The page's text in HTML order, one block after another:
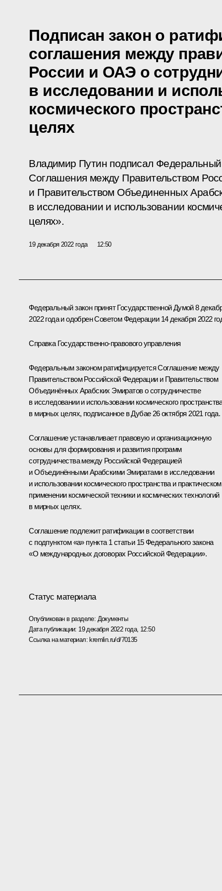
Подписан закон о
соглашения между
России и ОАЭ о
в исследовании и
космического
целях
Владимир Путин подписал
Соглашения между Правительством
и Правительством Объединенных
в исследовании и использовании
целях».
19 декабря 2022 года 12:50
Федеральный закон принят Государственной Думой 8
2022 года и одобрен Советом Федерации 14 декабря 2022
Справка Государственно-правового управления
Федеральным законом ратифицируется Соглашение между
Правительством Российской Федерации и Правительством
Объединённых Арабских Эмиратов о сотрудничестве
в исследовании и использовании космического
в мирных целях, подписанное в Дубае 26 октября 2021 года.
Соглашение устанавливает правовую и организационную
основы для формирования и развития программ
сотрудничества между Российской Федерацией
и Объединёнными Арабскими Эмиратами в исследовании
и использовании космического пространства и практическом
применении космической техники и космических технологий
в мирных целях.
Соглашение подлежит ратификации в соответствии
с подпунктом «а» пункта 1 статьи 15 Федерального закона
«О международных договорах Российской Федерации».
Статус материала
Опубликован в разделе: Документы
Дата публикации: 19 декабря 2022 года, 12:50
Ссылка на материал: kremlin.ru/d/70135